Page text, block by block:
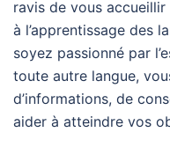
ravis de vous
à l’apprentissage des
soyez passionné par
toute autre langue,
d’informations, de
aider à atteindre vos